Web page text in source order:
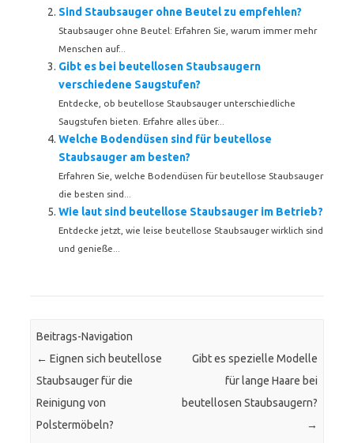
Sind Staubsauger ohne Beutel zu empfehlen?
Staubsauger ohne Beutel: Erfahren Sie, warum immer mehr
Menschen auf...
Gibt es bei beutellosen Staubsaugern
verschiedene Saugstufen?
Entdecke, ob beutellose Staubsauger unterschiedliche
Saugstufen bieten. Erfahre alles über...
Welche Bodendüsen sind für beutellose
Staubsauger am besten?
Erfahren Sie, welche Bodendüsen für beutellose Staubsauger
die besten sind...
Wie laut sind beutellose Staubsauger im Betrieb?
Entdecke jetzt, wie leise beutellose Staubsauger wirklich sind
und genieße...
Beitrags-Navigation
← Eignen sich beutellose
Staubsauger für die
Reinigung von
Polstermöbeln?
Gibt es spezielle Modelle
für lange Haare bei
beutellosen Staubsaugern?
→